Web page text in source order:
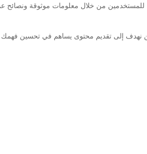
للمستخدمين من خلال معلومات موثوقة ونصائح
نهدف إلى تقديم محتوى يساهم في تحسين فهمك